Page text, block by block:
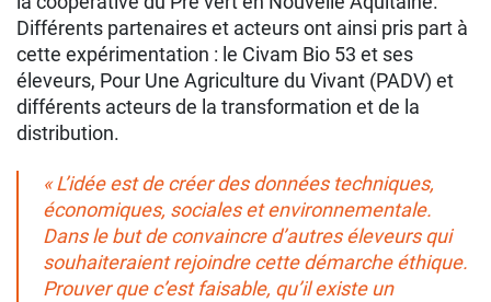
Différents partenaires et acteurs ont ainsi pris part à
cette expérimentation : le Civam Bio 53 et ses
éleveurs, Pour Une Agriculture du Vivant (PADV) et
différents acteurs de la transformation et de la
distribution.
« L’idée est de créer des données techniques,
économiques, sociales et environnementale.
Dans le but de convaincre d’autres éleveurs qui
souhaiteraient rejoindre cette démarche éthique.
Prouver que c’est faisable, qu’il existe un